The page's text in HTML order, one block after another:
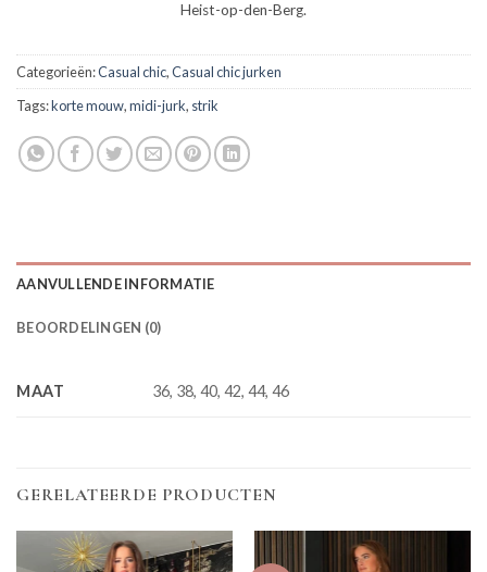
Heist-op-den-Berg.
Categorieën:Casual chic,Casual chic jurken
Tags:korte mouw,midi-jurk, strik
AANVULLENDE INFORMATIE
BEOORDELINGEN (0)
MAAT 36, 38, 40, 42, 44, 46
GERELATEERDE PRODUCTEN